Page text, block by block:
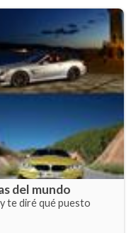
del mundo
te diré qué puesto